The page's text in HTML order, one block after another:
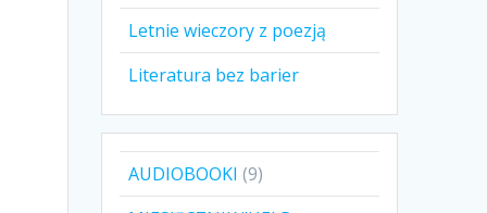
Letnie wieczory z poezją
Literatura bez barier
AUDIOBOOKI 99
produktów